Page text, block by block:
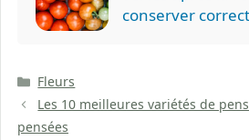
conserver
Catégories
Fleurs
Les 10 meilleures variétés de
pensées